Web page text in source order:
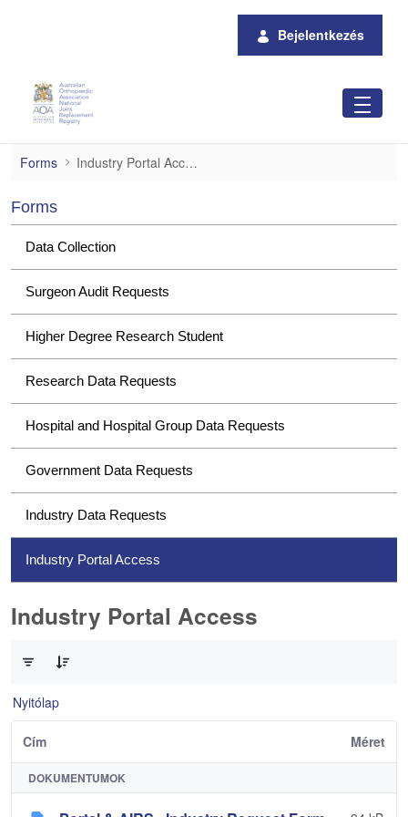
Bejelentkezés
Industry Portal Access
Forms Industry Portal Access
Forms
Data Collection
Surgeon Audit Requests
Higher Degree Research Student
Research Data Requests
Hospital and Hospital Group Data Requests
Government Data Requests
Industry Data Requests
Industry Portal Access
Industry Portal Access
Nyitólap
Cím Méret
DOKUMENTUMOK